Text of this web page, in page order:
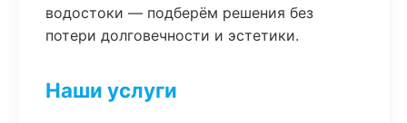
водостоки — подберём решения без
потери долговечности и эстетики.
Наши услуги